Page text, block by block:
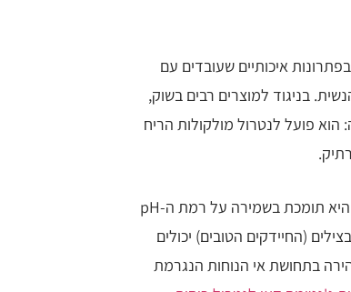
איכותיים שעובדים עם
בניגוד למוצרים רבים בשוק,
פועל לנטרול מולקולות הריח
הפורמולה הייחודית מכילה רכיבים שנבחרו בקפידה כדי לסייע בהשבת האיזון. היא תומכת בשמירה על רמת ה-pH
(החיידקים הטובים) יכולים
בתחושת אי הנוחות הנגרמת